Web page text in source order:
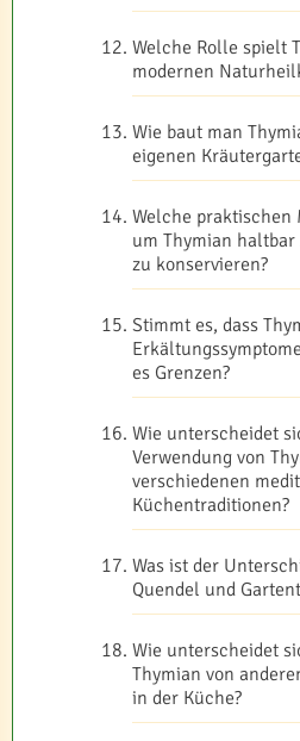
Welche Rolle spielt
modernen
Wie baut man
eigenen
Welche praktischen
um Thymian
zu konservieren?
Stimmt es, dass
es Grenzen?
Wie unterscheidet
Verwendung von
verschiedenen
Küchentraditionen?
Was ist der
Quendel und
Wie unterscheidet
Thymian von
in der Küche?